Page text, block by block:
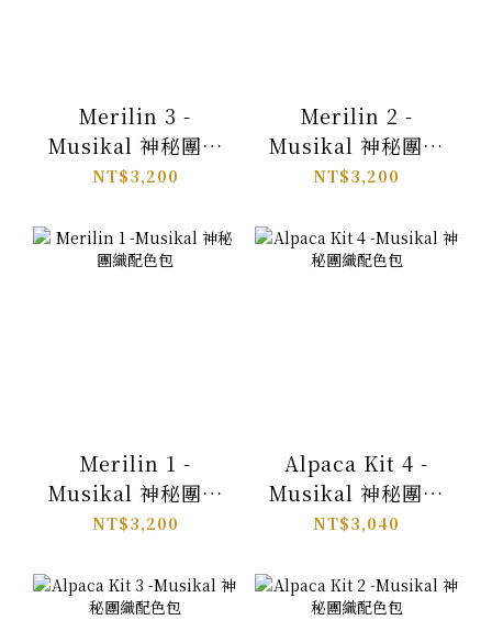
Merilin 3 -
Musikal 神秘團織
配色包
NT$3,200
Merilin 2 -
Musikal 神秘團織
配色包
NT$3,200
Merilin 1 -
Musikal 神秘團織
配色包
NT$3,200
Alpaca Kit 4 -
Musikal 神秘團織
配色包
NT$3,040